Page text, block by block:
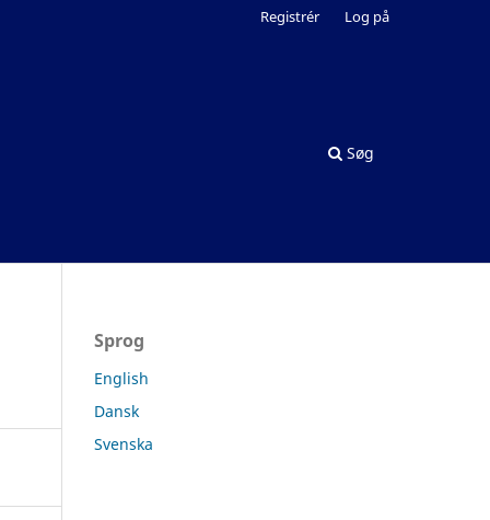
Søg
Registrér Log på
Sprog
English
Dansk
Svenska